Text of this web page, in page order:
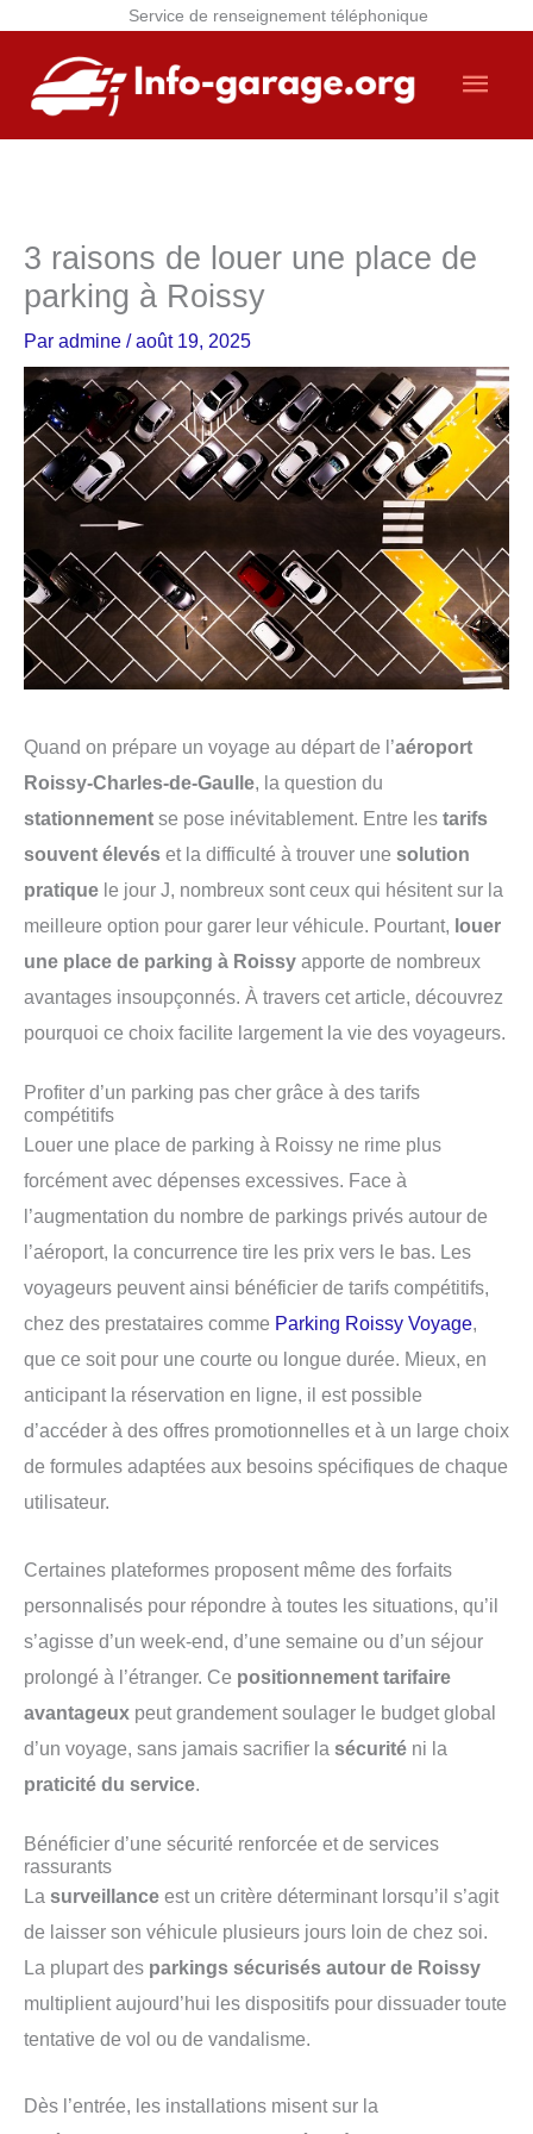
Service de renseignement téléphonique
contenu
3 raisons de louer une place de
parking à Roissy
Par admine /août 19, 2025
Quand on prépare un voyage au départ de l’aéroport
Roissy-Charles-de-Gaulle, la question du
stationnement se pose inévitablement. Entre les tarifs
souvent élevés et la difficulté à trouver une solution
pratique le jour J, nombreux sont ceux qui hésitent sur la
meilleure option pour garer leur véhicule. Pourtant, louer
une place de parking à Roissy apporte de nombreux
avantages insoupçonnés. À travers cet article, découvrez
pourquoi ce choix facilite largement la vie des voyageurs.
Profiter d’un parking pas cher grâce à des tarifs
compétitifs
Louer une place de parking à Roissy ne rime plus
forcément avec dépenses excessives. Face à
l’augmentation du nombre de parkings privés autour de
l’aéroport, la concurrence tire les prix vers le bas. Les
voyageurs peuvent ainsi bénéficier de tarifs compétitifs,
chez des prestataires comme Parking Roissy Voyage,
que ce soit pour une courte ou longue durée. Mieux, en
anticipant la réservation en ligne, il est possible
d’accéder à des offres promotionnelles et à un large choix
de formules adaptées aux besoins spécifiques de chaque
utilisateur.
Certaines plateformes proposent même des forfaits
personnalisés pour répondre à toutes les situations, qu’il
s’agisse d’un week-end, d’une semaine ou d’un séjour
prolongé à l’étranger. Ce positionnement tarifaire
avantageux peut grandement soulager le budget global
d’un voyage, sans jamais sacrifier la sécurité ni la
praticité du service.
Bénéficier d’une sécurité renforcée et de services
rassurants
La surveillance est un critère déterminant lorsqu’il s’agit
de laisser son véhicule plusieurs jours loin de chez soi.
La plupart des parkings sécurisés autour de Roissy
multiplient aujourd’hui les dispositifs pour dissuader toute
tentative de vol ou de vandalisme.
Dès l’entrée, les installations misent sur la